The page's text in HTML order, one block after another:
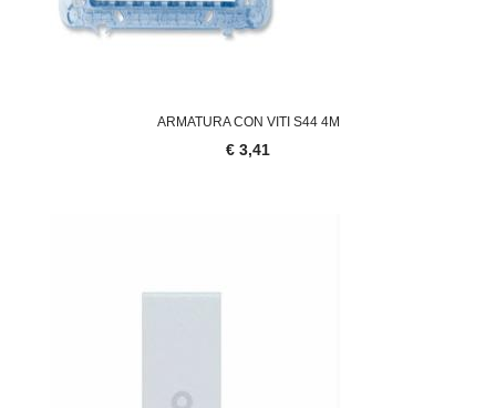
ARMATURA CON VITI S44 4M
€ 3,41